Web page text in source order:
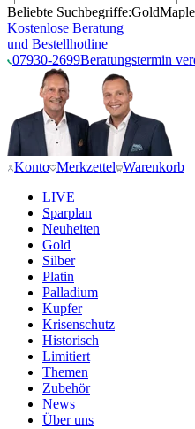
Beliebte Suchbegriffe:Gold
Kostenlose Beratung
und Bestellhotline
07930-2699Beratungstermin
Konto Merkzettel Warenkorb
LIVE
Sparplan
Neuheiten
Gold
Silber
Platin
Palladium
Kupfer
Krisenschutz
Historisch
Limitiert
Themen
Zubehör
News
Über uns